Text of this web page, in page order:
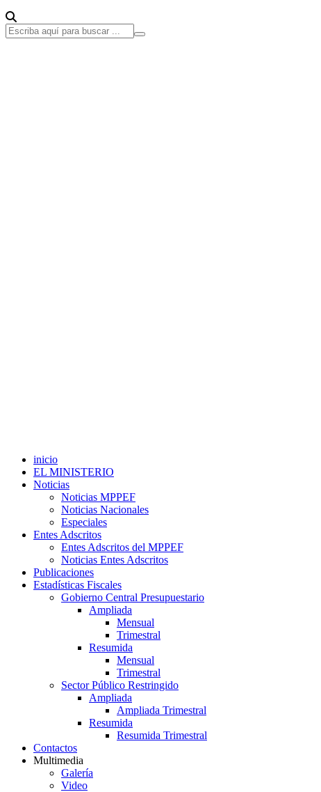
inicio
EL MINISTERIO
Noticias
Noticias MPPEF
Noticias Nacionales
Especiales
Entes Adscritos
Entes Adscritos del MPPEF
Noticias Entes Adscritos
Publicaciones
Estadísticas Fiscales
Gobierno Central Presupuestario
Ampliada
Mensual
Trimestral
Resumida
Mensual
Trimestral
Sector Público Restringido
Ampliada
Ampliada Trimestral
Resumida
Resumida Trimestral
Contactos
Multimedia
Galería
Video